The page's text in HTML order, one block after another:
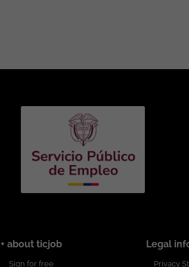
+ about ticjob
Sign for free
Legal
Privacy